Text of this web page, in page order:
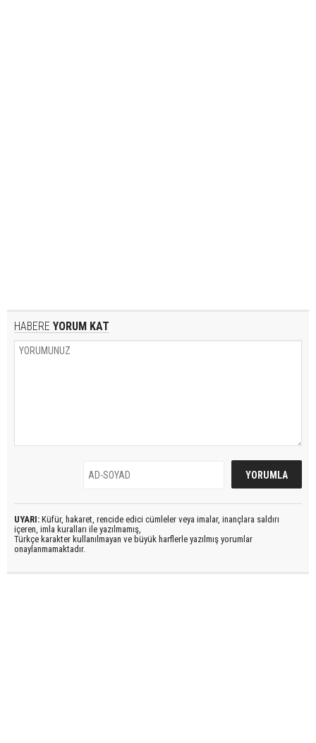
HABERE YORUM KAT
UYARI: Küfür, hakaret, rencide edici cümleler veya imalar, inançlara saldırı
içeren, imla kuralları ile yazılmamış,
Türkçe karakter kullanılmayan ve büyük harflerle yazılmış yorumlar
onaylanmamaktadır.